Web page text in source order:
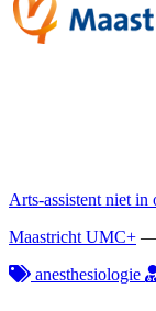
Arts-assistent niet
Maastricht UMC+
anesthesiologie